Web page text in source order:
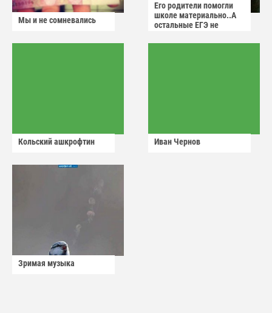
Мы и не сомневались
Его родители помогли
школе материально..А
остальные ЕГЭ не
Кольский ашкрофтин Иван Чернов
Зримая музыка